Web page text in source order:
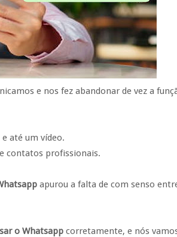
e nos fez abandonar de vez a
até um vídeo.
contatos profissionais.
apurou a falta de com senso
o Whatsapp corretamente, e nós